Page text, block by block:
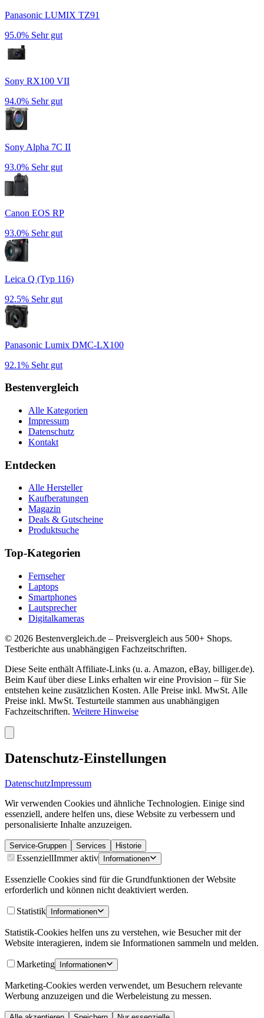
Panasonic LUMIX TZ91
95.0% Sehr gut
Sony RX100 VII
94.0% Sehr gut
Sony Alpha 7C II
93.0% Sehr gut
Canon EOS RP
93.0% Sehr gut
Leica Q (Typ 116)
92.5% Sehr gut
Panasonic Lumix DMC-LX100
92.1% Sehr gut
Bestenvergleich
Alle Kategorien
Impressum
Datenschutz
Kontakt
Entdecken
Alle Hersteller
Kaufberatungen
Magazin
Deals & Gutscheine
Produktsuche
Top-Kategorien
Fernseher
Laptops
Smartphones
Lautsprecher
Digitalkameras
© 2026 Bestenvergleich.de – Preisvergleich aus 500+ Shops.
Testberichte aus unabhängigen Fachzeitschriften.
Diese Seite enthält Affiliate-Links (u. a. Amazon, eBay, billiger.de).
Beim Kauf über diese Links erhalten wir eine Provision – für Sie
entstehen keine zusätzlichen Kosten. Alle Preise inkl. MwSt. Alle
Preise inkl. MwSt. Testurteile stammen aus unabhängigen
Fachzeitschriften. Weitere Hinweise
Datenschutz-Einstellungen
DatenschutzImpressum
Wir verwenden Cookies und ähnliche Technologien. Einige sind
essenziell, andere helfen uns, diese Website zu verbessern und
personalisierte Inhalte anzuzeigen.
Service-Gruppen Services Historie
EssenziellImmer aktiv Informationen
Essenzielle Cookies sind für die Grundfunktionen der Website
erforderlich und können nicht deaktiviert werden.
Statistik Informationen
Statistik-Cookies helfen uns zu verstehen, wie Besucher mit der
Website interagieren, indem sie Informationen sammeln und melden.
Marketing Informationen
Marketing-Cookies werden verwendet, um Besuchern relevante
Werbung anzuzeigen und die Werbeleistung zu messen.